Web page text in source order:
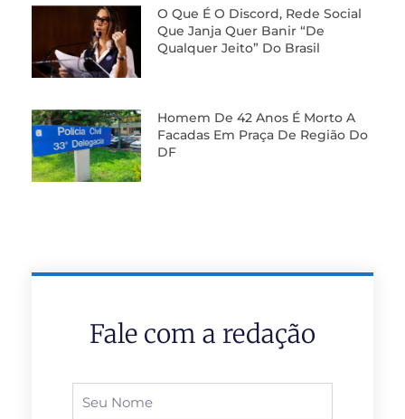
O Que É O Discord, Rede Social
Que Janja Quer Banir “de
Qualquer Jeito” Do Brasil
Homem De 42 Anos É Morto A
Facadas Em Praça De Região Do
DF
Fale com a redação